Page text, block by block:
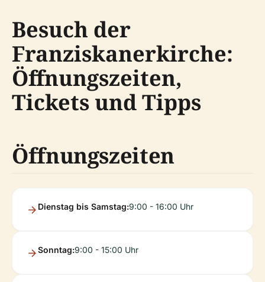
Besuch der
Franziskanerkirche:
Öffnungszeiten,
Tickets und Tipps
Öffnungszeiten
Dienstag bis Samstag:9:00 - 16:00 Uhr
Sonntag:9:00 - 15:00 Uhr